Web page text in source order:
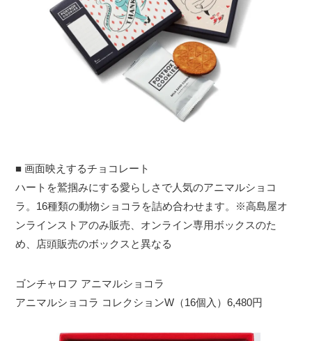
■ 画面映えするチョコレート
ハートを鷲掴みにする愛らしさで人気のアニマルショコ
ラ。16種類の動物ショコラを詰め合わせます。※高島屋オ
ンラインストアのみ販売、オンライン専用ボックスのた
め、店頭販売のボックスと異なる
ゴンチャロフ アニマルショコラ
アニマルショコラ コレクションW（16個入）6,480円